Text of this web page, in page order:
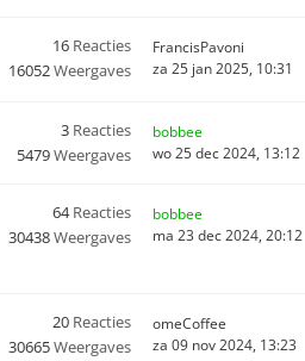
16 Reacties
16052Weergaves
FrancisPavoni
za 25 jan 2025, 10:31
3 Reacties
5479Weergaves
bobbee
wo 25 dec 2024, 13:12
64Reacties
30438Weergaves
bobbee
ma 23 dec 2024, 20:12
20 Reacties
30665Weergaves
omeCoffee
za 09 nov 2024, 13:23